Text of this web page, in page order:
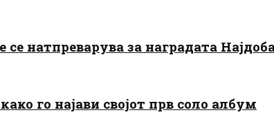
се натпреварува за наградата
го најави својот прв соло албум